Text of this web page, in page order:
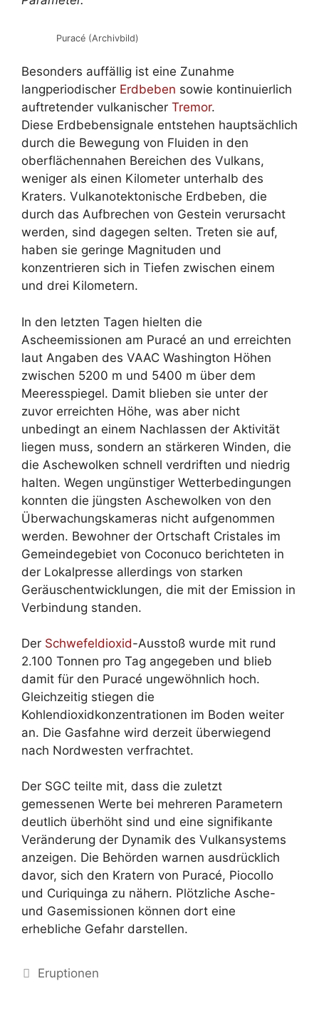
Puracé (Archivbild)
Besonders auffällig ist eine Zunahme
langperiodischer Erdbeben sowie kontinuierlich
auftretender vulkanischer Tremor.
Diese Erdbebensignale entstehen hauptsächlich
durch die Bewegung von Fluiden in den
oberflächennahen Bereichen des Vulkans,
weniger als einen Kilometer unterhalb des
Kraters. Vulkanotektonische Erdbeben, die
durch das Aufbrechen von Gestein verursacht
werden, sind dagegen selten. Treten sie auf,
haben sie geringe Magnituden und
konzentrieren sich in Tiefen zwischen einem
und drei Kilometern.
In den letzten Tagen hielten die
Ascheemissionen am Puracé an und erreichten
laut Angaben des VAAC Washington Höhen
zwischen 5200 m und 5400 m über dem
Meeresspiegel. Damit blieben sie unter der
zuvor erreichten Höhe, was aber nicht
unbedingt an einem Nachlassen der Aktivität
liegen muss, sondern an stärkeren Winden, die
die Aschewolken schnell verdriften und niedrig
halten. Wegen ungünstiger Wetterbedingungen
konnten die jüngsten Aschewolken von den
Überwachungskameras nicht aufgenommen
werden. Bewohner der Ortschaft Cristales im
Gemeindegebiet von Coconuco berichteten in
der Lokalpresse allerdings von starken
Geräuschentwicklungen, die mit der Emission in
Verbindung standen.
Der Schwefeldioxid-Ausstoß wurde mit rund
2.100 Tonnen pro Tag angegeben und blieb
damit für den Puracé ungewöhnlich hoch.
Gleichzeitig stiegen die
Kohlendioxidkonzentrationen im Boden weiter
an. Die Gasfahne wird derzeit überwiegend
nach Nordwesten verfrachtet.
Der SGC teilte mit, dass die zuletzt
gemessenen Werte bei mehreren Parametern
deutlich überhöht sind und eine signifikante
Veränderung der Dynamik des Vulkansystems
anzeigen. Die Behörden warnen ausdrücklich
davor, sich den Kratern von Puracé, Piocollo
und Curiquinga zu nähern. Plötzliche Asche-
und Gasemissionen können dort eine
erhebliche Gefahr darstellen.
Kategorien
Eruptionen